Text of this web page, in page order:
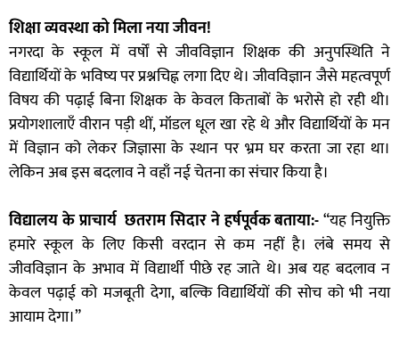
शिक्षा व्यवस्था को मिला नया जीवन!
नगरदा के स्कूल में वर्षों से जीवविज्ञान शिक्षक की अनुपस्थिति ने
विद्यार्थियों के भविष्य पर प्रश्नचिह्न लगा दिए थे। जीवविज्ञान जैसे महत्वपूर्ण
विषय की पढ़ाई बिना शिक्षक के केवल किताबों के भरोसे हो रही थी।
प्रयोगशालाएँ वीरान पड़ी थीं, मॉडल धूल खा रहे थे और विद्यार्थियों के मन
में विज्ञान को लेकर जिज्ञासा के स्थान पर भ्रम घर करता जा रहा था।
लेकिन अब इस बदलाव ने वहाँ नई चेतना का संचार किया है।
विद्यालय के प्राचार्य छतराम सिदार ने हर्षपूर्वक बताया:-“यह नियुक्ति
हमारे स्कूल के लिए किसी वरदान से कम नहीं है। लंबे समय से
जीवविज्ञान के अभाव में विद्यार्थी पीछे रह जाते थे। अब यह बदलाव न
केवल पढ़ाई को मजबूती देगा, बल्कि विद्यार्थियों की सोच को भी नया
आयाम देगा।”